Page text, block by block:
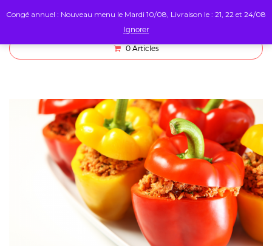
0 Articles
Congé annuel : Nouveau menu le Mardi 10/08, Livraison le : 21, 22 et 24/08
Ignorer